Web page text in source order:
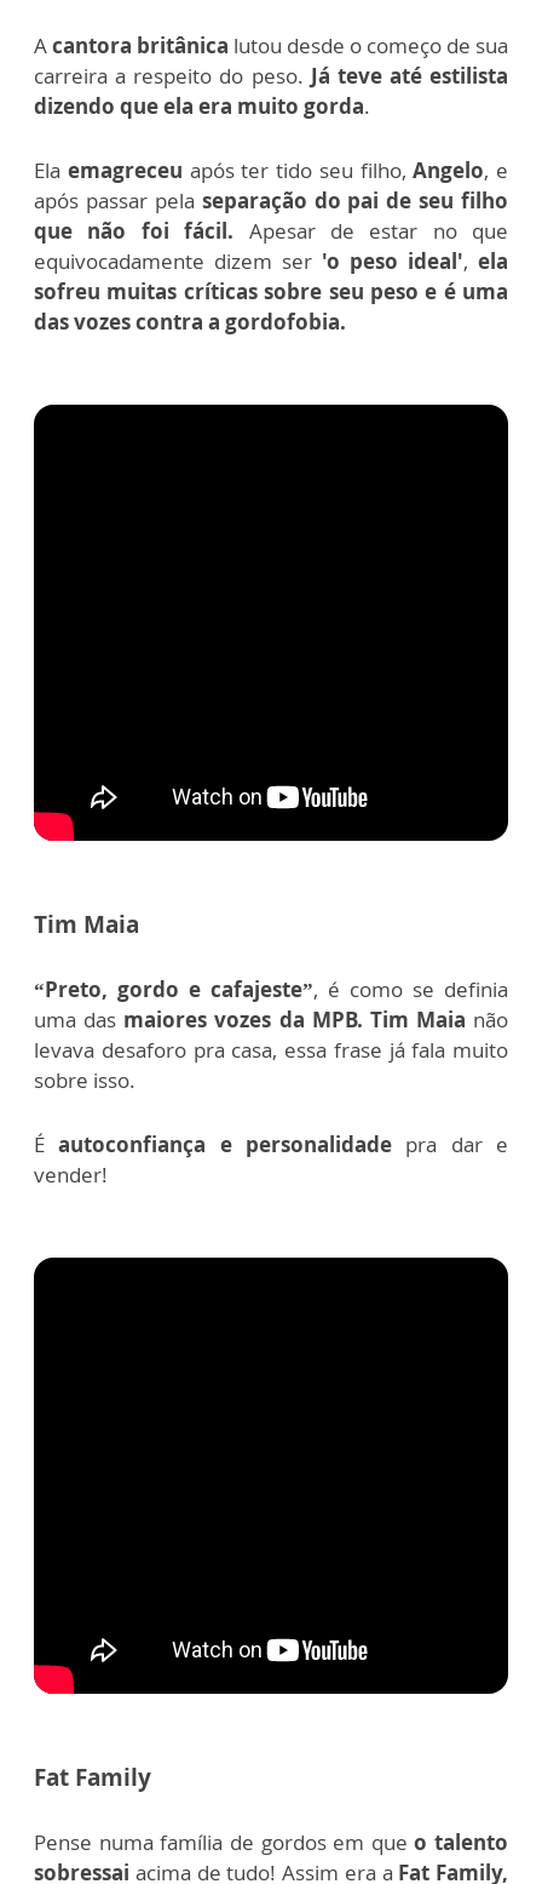
Acantora britânica lutou desde o começo de sua
carreira a respeito do peso. Já teve até estilista
dizendo que ela era muito gorda.
Ela emagreceu após ter tido seu filho,Angelo, e
após passar pela separação do pai de seu filho
que não foi fácil. Apesar de estar no que
equivocadamente dizem ser 'o peso ideal', ela
sofreu muitas críticas sobre seu peso e é uma
das vozes contra a gordofobia.
Tim Maia
“Preto, gordo e cafajeste”, é como se definia
uma das maiores vozes da MPB. Tim Maia não
levava desaforo pra casa, essa frase já fala muito
sobre isso.
Éautoconfiança e personalidade pra dar e
vender!
Fat Family
Pense numa família de gordos em queo talento
sobressai acima de tudo! Assim era a Fat Family,